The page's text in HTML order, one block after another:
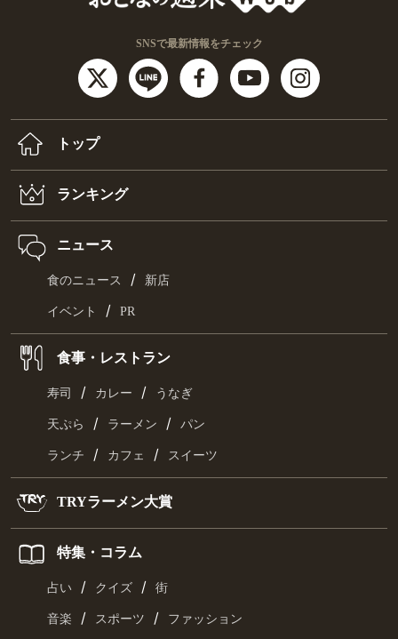
SNSで最新情報をチェック
トップ
ランキング
ニュース
食のニュース / 新店
イベント / PR
食事・レストラン
寿司 / カレー / うなぎ
天ぷら / ラーメン / パン
ランチ / カフェ / スイーツ
TRYラーメン大賞
特集・コラム
占い / クイズ / 街
音楽 / スポーツ / ファッション